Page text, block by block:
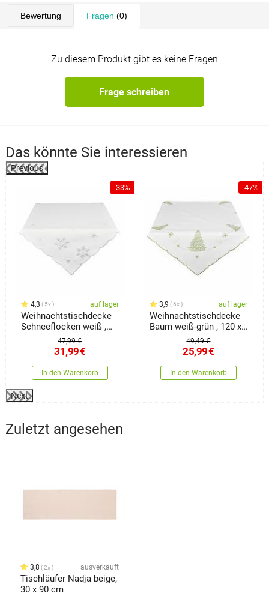
Bewertung Fragen (0)
Zu diesem Produkt gibt es keine Fragen
Frage schreiben
Das könnte Sie interessieren
Previous
-33%
4,3 5x auf lager
Weihnachtstischdecke
Schneeflocken weiß ,
120 x 140 cm
47,99 €
31,99€
In den Warenkorb
-47%
3,9 6x auf lager
Weihnachtstischdecke
Baum weiß-grün , 120 x
49,49 €
25,99€
In den Warenkorb
Next
Zuletzt angesehen
3,8 2x ausverkauft
Tischläufer Nadja beige,
30 x 90 cm